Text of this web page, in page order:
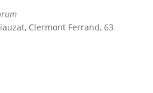
Clermont Ferrand, 63